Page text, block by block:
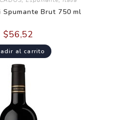
Spumante Brut 750 ml
$56,52
al carrito